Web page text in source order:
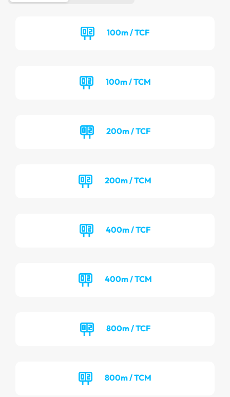
100m / TCF
100m / TCM
200m / TCF
200m / TCM
400m / TCF
400m / TCM
800m / TCF
800m / TCM